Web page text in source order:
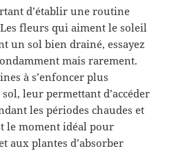
d’établir une routine
Les fleurs qui aiment le soleil
un sol bien drainé, essayez
mais rarement.
à s’enfoncer plus
leur permettant d’accéder
les périodes chaudes et
le moment idéal pour
aux plantes d’absorber